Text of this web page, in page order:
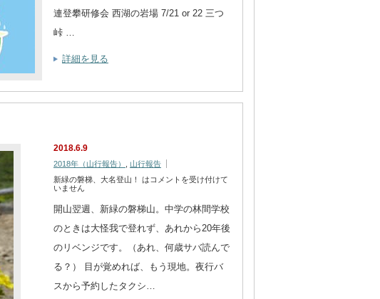
連登攀研修会 西湖の岩場 7/21 or 22 三つ
峠 …
詳細を見る
2018.6.9
2018年（山行報告）
山行報告
新緑の磐梯、大名登山！ は コメントを受け付けて
いません
開山翌週、新緑の磐梯山。中学の林間学校
のときは大怪我で登れず、あれから20年後
のリベンジです。（あれ、何歳サバ読んで
る？） 目が覚めれば、もう現地。夜行バ
スから予約したタクシ…